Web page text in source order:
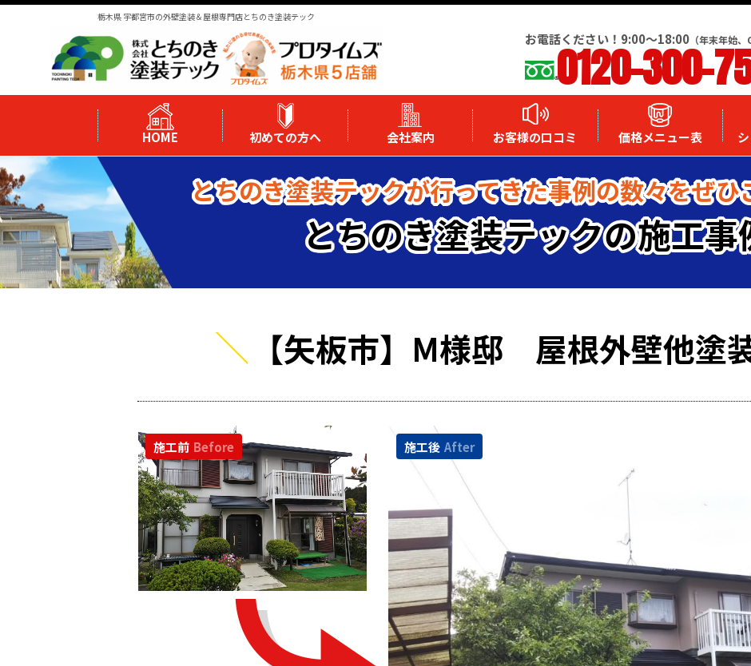
栃木県 宇都宮市の外壁塗装＆屋根専門店とちのき塗装テック
お電話ください！9:00～18:00 （年末年始、
0120-300-
HOME 初めての方へ 会社案内 お客様の口コミ 価格メニュー表
とちのき塗装テックが行ってきた事例の数々をぜひ
とちのき塗装テックの施工事
【矢板市】M様邸 屋根外壁他塗
施工後 After
施工前 Before